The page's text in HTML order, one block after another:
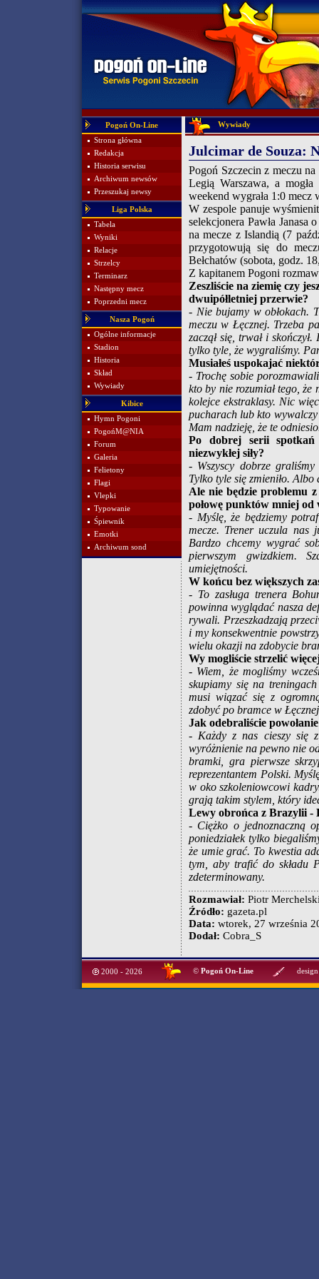
Pogoń On-Line
Strona główna
Redakcja
Historia serwisu
Archiwum newsów
Przeszukaj newsy
Liga Polska
Tabela
Wyniki
Relacje
Strzelcy
Terminarz
Następny mecz
Poprzedni mecz
Nasza Pogoń
Ogólne informacje
Stadion
Historia
Skład
Wywiady
Kibice
Hymn Pogoni
PogońM@NIA
Forum
Galeria
Felietony
Flagi
Vlepki
Typowanie
Śpiewnik
Emotki
Archiwum sond
Wywiady
Julcimar de Souza:
Pogoń Szczecin z meczu
Legią Warszawa, a
weekend wygrała 1:0
W zespole panuje
selekcjonera Pawła Janasa
na mecze z Islandią (7
przygotowują się do
Bełchatów (sobota, godz.
Z kapitanem Pogoni
Zeszliście na ziemię czy
dwuipółletniej przerwie?
- Nie bujamy w obłokach.
meczu w Łęcznej. Trzeba
zaczął się, trwał i
tylko tyle, że wygraliśmy.
Musiałeś uspokajać
- Trochę sobie
kto by nie rozumiał tego,
kolejce ekstraklasy. Nic
pucharach lub kto
Mam nadzieję, że te
Po dobrej serii spotkań
niezwykłej siły?
- Wszyscy dobrze
Tylko tyle się zmieniło. Albo
Ale nie będzie problemu
połowę punktów mniej od
- Myślę, że będziemy
mecze. Trener uczula nas
Bardzo chcemy wygrać
pierwszym gwizdkiem.
umiejętności.
W końcu bez większych
- To zasługa trenera
powinna wyglądać nasza
rywali. Przeszkadzają
i my konsekwentnie
wielu okazji na zdobycie
Wy mogliście strzelić
- Wiem, że mogliśmy
skupiamy się na
musi wiązać się z
zdobyć po bramce w
Jak odebraliście
- Każdy z nas cieszy się
wyróżnienie na pewno nie
bramki, gra pierwsze
reprezentantem Polski.
w oko szkoleniowcowi
grają takim stylem, który
Lewy obrońca z Brazylii -
- Ciężko o jednoznaczną
poniedziałek tylko
że umie grać. To kwestia
tym, aby trafić do składu
zdeterminowany.
Rozmawiał: Piotr
Źródło: gazeta.pl
Data: wtorek, 27 września
Dodał: Cobra_S
2000 - 2026 © Pogoń On-Line